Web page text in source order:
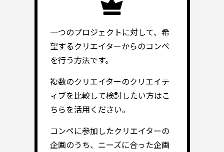
一つのプロジェクトに対して、希
望するクリエイターからのコンペ
を行う方法です。
複数のクリエイターのクリエイテ
ィブを比較して検討したい方はこ
ちらを活用ください。
コンペに参加したクリエイターの
企画のうち、ニーズに合った企画